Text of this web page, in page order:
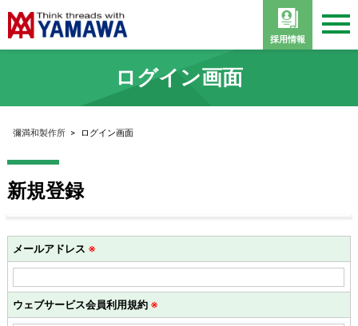
採用情報
ログイン画面
彌満和製作所 > ログイン画面
新規登録
メールアドレス ※
ウェブサービス会員利用規約 ※